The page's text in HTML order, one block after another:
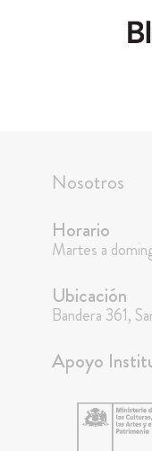
Nosotros
Horario
Martes a
Ubicación
Bandera 361,
Apoyo